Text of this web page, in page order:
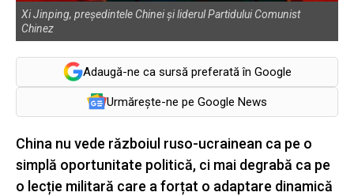
Xi Jinping, președintele Chinei și liderul Partidului Comunist
Chinez
Adaugă-ne ca sursă preferată în Google
Urmărește-ne pe Google News
China nu vede războiul ruso-ucrainean ca pe o
simplă oportunitate politică, ci mai degrabă ca pe
o lecție militară care a forțat o adaptare dinamică